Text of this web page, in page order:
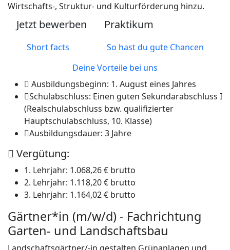
Wirtschafts-, Struktur- und Kulturförderung hinzu.
Jetzt bewerben Praktikum
Short facts
So hast du gute Chancen
Deine Vorteile bei uns
Ausbildungsbeginn: 1. August eines Jahres
Schulabschluss: Einen guten Sekundarabschluss I
(Realschulabschluss bzw. qualifizierter
Hauptschulabschluss, 10. Klasse)
Ausbildungsdauer: 3 Jahre
Vergütung:
1. Lehrjahr: 1.068,26 € brutto
2. Lehrjahr: 1.118,20 € brutto
3. Lehrjahr: 1.164,02 € brutto
Gärtner*in (m/w/d) - Fachrichtung
Garten- und Landschaftsbau